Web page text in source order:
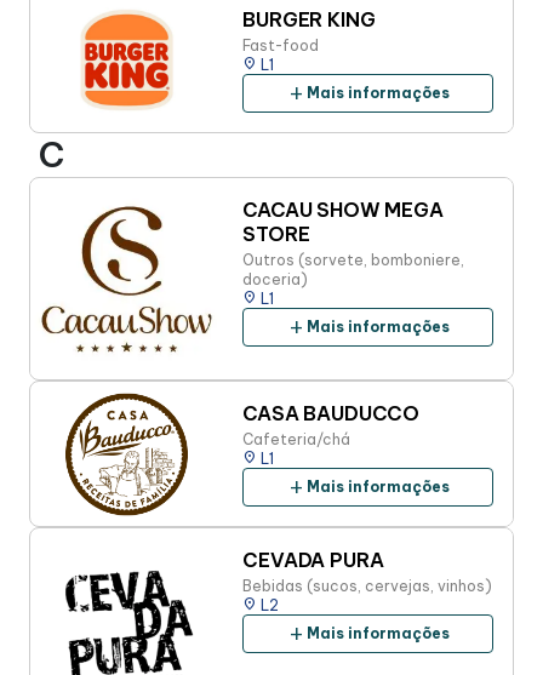
BURGER KING
Fast-food
place L1
add Mais informações
C
CACAU SHOW MEGA
STORE
Outros (sorvete, bomboniere,
doceria)
place L1
add Mais informações
CASA BAUDUCCO
Cafeteria/chá
place L1
add Mais informações
CEVADA PURA
Bebidas (sucos, cervejas, vinhos)
place L2
add Mais informações